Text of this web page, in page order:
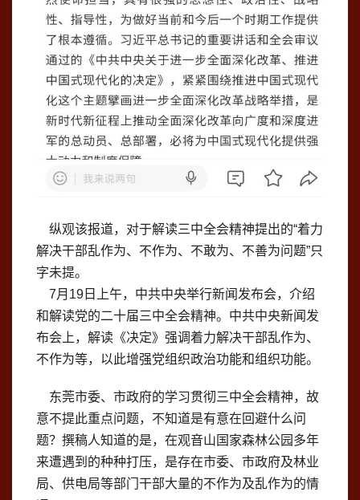
纵观该报道，对于解读三中全会精神提出的“着力
解决干部乱作为、不作为、不敢为、不善为问题”只
字未提。
7月19日上午，中共中央举行新闻发布会，介绍
和解读党的二十届三中全会精神。中共中央新闻发
布会上，解读《决定》强调着力解决干部乱作为、
不作为等，以此增强党组织政治功能和组织功能。
东莞市委、市政府的学习贯彻三中全会精神，故
意不提此重点问题，不知道是有意在回避什么问
题？撰稿人知道的是，在观音山国家森林公园多年
来遭遇到的种种打压，是存在市委、市政府及林业
局、供电局等部门干部大量的不作为及乱作为的情